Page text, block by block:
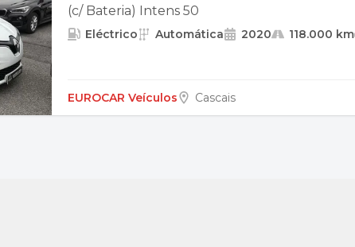
(c/ Bateria) Intens 50
Eléctrico Automática 2020 118.000 km
EUROCAR Veículos Cascais